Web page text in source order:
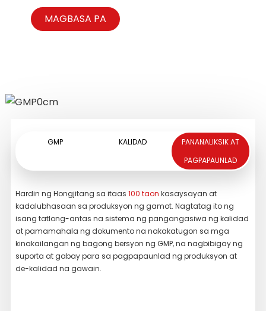
MAGBASA PA
encephalopathia toxica, cerebral
mga sintomas na inilarawan sa itaas.
MAGBASA PA
GMP KALIDAD
PANANALIKSIK AT
PAGPAPAUNLAD
Hardin ng Hongjitang sa itaas 100 taon kasaysayan at
kadalubhasaan sa produksyon ng gamot. Nagtatag ito ng
isang tatlong-antas na sistema ng pangangasiwa ng kalidad
at pamamahala ng dokumento na nakakatugon sa mga
kinakailangan ng bagong bersyon ng GMP, na nagbibigay ng
suporta at gabay para sa pagpapaunlad ng produksyon at
de-kalidad na gawain.